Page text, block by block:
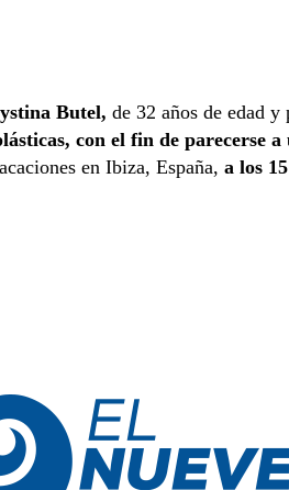
Butel, de 32 años de edad
con el fin de parecerse
en Ibiza, España, a los